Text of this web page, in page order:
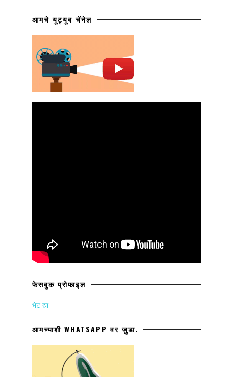
आमचे यूट्यूब चॅनेल
फेसबुक प्रोफाइल
भेट द्या
आमच्याशी WHATSAPP वर जुडा.